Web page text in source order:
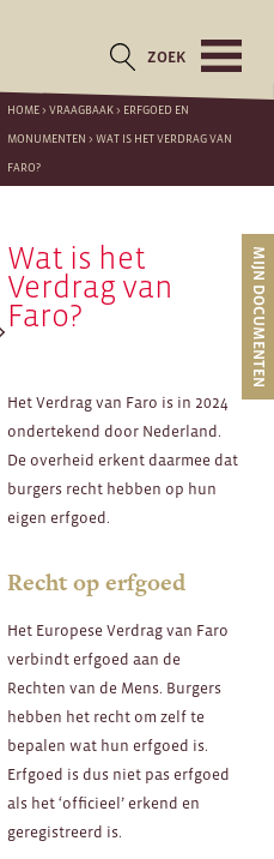
ZOEK
HOME>VRAAGBAAK> ERFGOED EN
MONUMENTEN >WAT IS HET VERDRAG VAN
FARO?
MIJN DOCUMENTEN
Wat is het
Verdrag van
Faro?
Het Verdrag van Faro is in 2024
ondertekend door Nederland.
De overheid erkent daarmee dat
burgers recht hebben op hun
eigen erfgoed.
Recht op erfgoed
Het Europese Verdrag van Faro
verbindt erfgoed aan de
Rechten van de Mens. Burgers
hebben het recht om zelf te
bepalen wat hun erfgoed is.
Erfgoed is dus niet pas erfgoed
als het ‘officieel’ erkend en
geregistreerd is.